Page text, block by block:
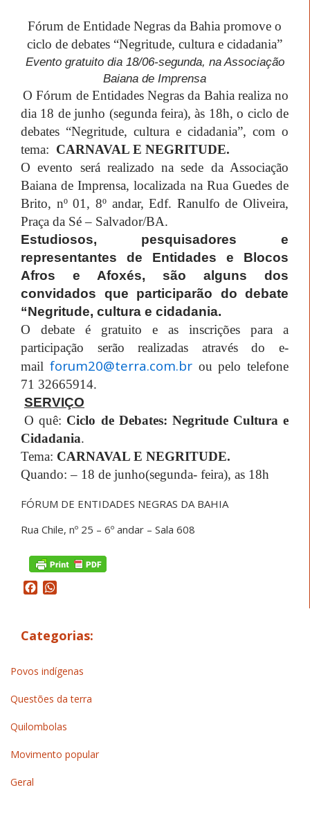
Fórum de Entidade Negras da Bahia promove o
ciclo de debates “Negritude, cultura e cidadania”
Evento gratuito dia 18/06-segunda, na Associação
Baiana de Imprensa
O Fórum de Entidades Negras da Bahia realiza no
dia 18 de junho (segunda feira), às 18h, o ciclo de
debates “Negritude, cultura e cidadania”, com o
tema: CARNAVAL E NEGRITUDE.
O evento será realizado na sede da Associação
Baiana de Imprensa, localizada na Rua Guedes de
Brito, nº 01, 8º andar, Edf. Ranulfo de Oliveira,
Praça da Sé – Salvador/BA.
Estudiosos, pesquisadores e
representantes de Entidades e Blocos
Afros e Afoxés, são alguns dos
convidados que participarão do debate
“Negritude, cultura e cidadania.
O debate é gratuito e as inscrições para a
participação serão realizadas através do e-
mail forum20@terra.com.brou pelo telefone
71 32665914.
SERVIÇO
O quê: Ciclo de Debates: Negritude Cultura e
Cidadania.
Tema: CARNAVAL E NEGRITUDE.
Quando: – 18 de junho(segunda- feira), as 18h
FÓRUM DE ENTIDADES NEGRAS DA BAHIA
Rua Chile, nº 25 – 6º andar – Sala 608
Facebook
Categorias:
Povos indígenas
Questões da terra
Quilombolas
Movimento popular
Geral